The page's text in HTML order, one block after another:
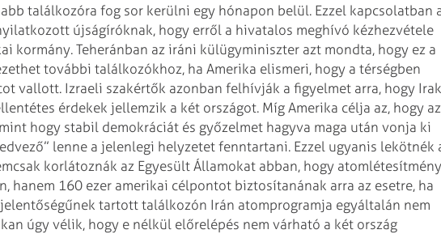
találkozóra fog sor kerülni egy hónapon belül. Ezzel kapcsolatban
újságíróknak, hogy erről a hivatalos meghívó kézhezvétele
kormány. Teheránban az iráni külügyminiszter azt mondta, hogy ez a
további találkozókhoz, ha Amerika elismeri, hogy a térségben
vallott. Izraeli szakértők azonban felhívják a figyelmet arra, hogy
érdekek jellemzik a két országot. Míg Amerika célja az, hogy az
hogy stabil demokráciát és győzelmet hagyva maga után vonja ki
lenne a jelenlegi helyzetet fenntartani. Ezzel ugyanis lekötnék
korlátoznák az Egyesült Államokat abban, hogy
hanem 160 ezer amerikai célpontot biztosítanának arra az esetre, ha
tartott találkozón Irán atomprogramja egyáltalán nem
úgy vélik, hogy e nélkül előrelépés nem várható a két ország